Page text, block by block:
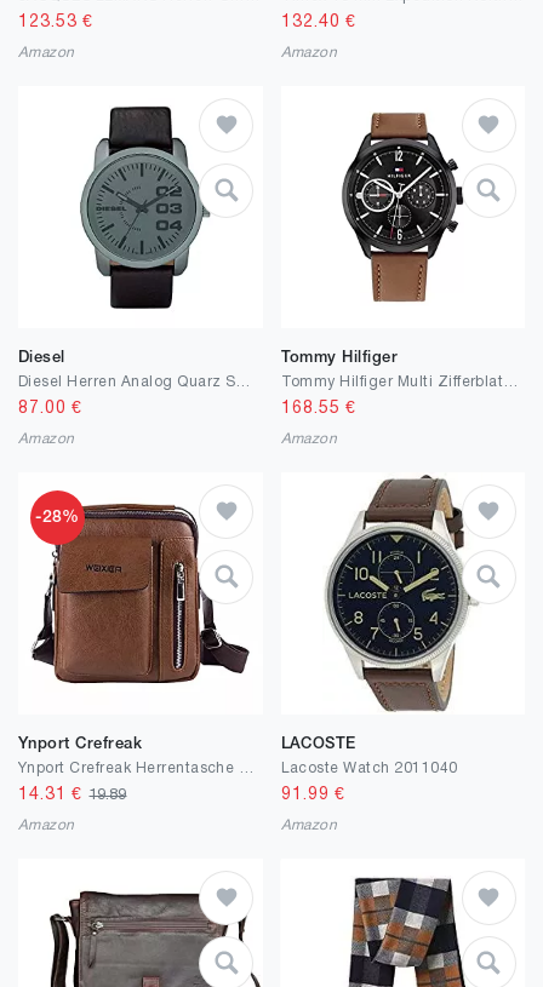
123.53 €
Amazon
132.40 €
Amazon
Diesel
87.00 €
Amazon
Tommy Hilfiger
168.55 €
Amazon
-28%
Ynport Crefreak
14.31 €19.89
Amazon
LACOSTE
Lacoste Watch 2011040
91.99 €
Amazon